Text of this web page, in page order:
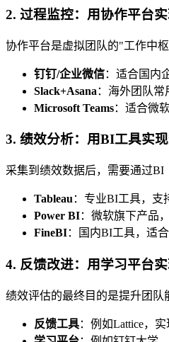
2. 过程监控：用协作平台
协作平台是虚拟团队的"工作中
钉钉/企业微信：适合国内
Slack+Asana ：海外团队
Microsoft Teams：适合微
3. 绩效分析：用BI工具实
采集到绩效数据后，需要通过BI
Tableau ：专业BI工具，支
Power BI：微软旗下产品
FineBI：国内BI工具，适
4. 反馈改进：用学习平台
绩效评估的最终目的是提升团队
反馈工具：例如Lattice，